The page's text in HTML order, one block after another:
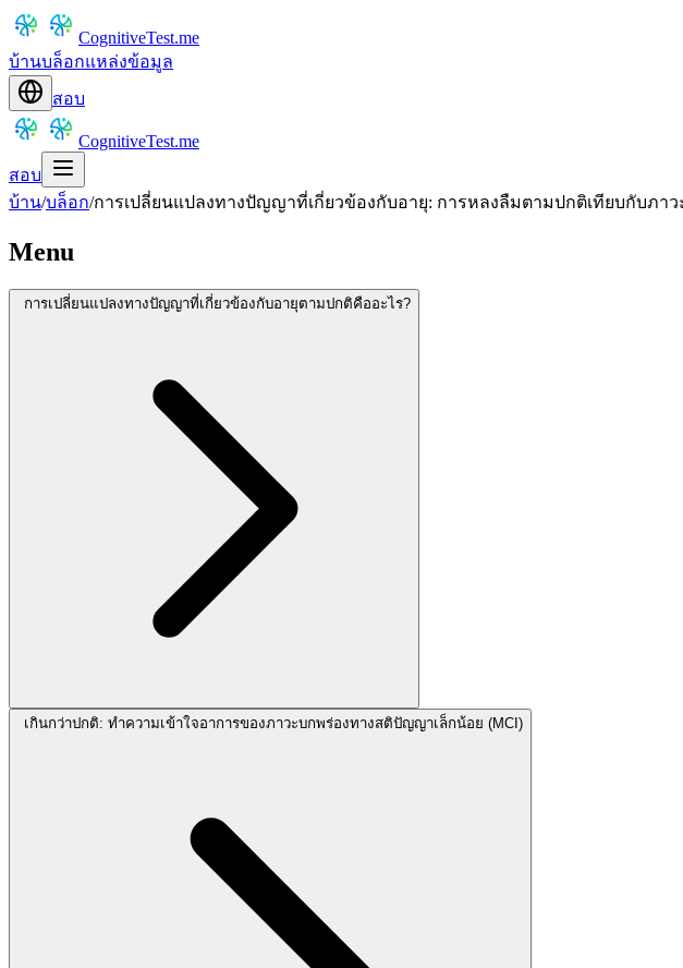
CognitiveTest.me
บ้านบล็อกแหล่งข้อมูล
สอบ
CognitiveTest.me
สอบ
บ้าน/บล็อก/การเปลี่ยนแปลงทางปัญญาที่เกี่ยวข้องกับอายุ: การหลงลืมตามปกติเทียบกับภ
Menu
การเปลี่ยนแปลงทางปัญญาที่เกี่ยวข้องกับอายุตามปกติคืออะไร?
เกินกว่าปกติ: ทำความเข้าใจอาการของภาวะบกพร่องทางสติปัญญาเล็กน้อย (MCI)